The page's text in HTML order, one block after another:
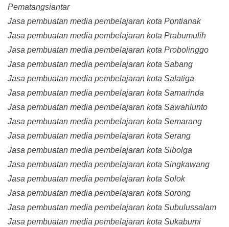
Pematangsiantar
Jasa pembuatan media pembelajaran kota Pontianak
Jasa pembuatan media pembelajaran kota Prabumulih
Jasa pembuatan media pembelajaran kota Probolinggo
Jasa pembuatan media pembelajaran kota Sabang
Jasa pembuatan media pembelajaran kota Salatiga
Jasa pembuatan media pembelajaran kota Samarinda
Jasa pembuatan media pembelajaran kota Sawahlunto
Jasa pembuatan media pembelajaran kota Semarang
Jasa pembuatan media pembelajaran kota Serang
Jasa pembuatan media pembelajaran kota Sibolga
Jasa pembuatan media pembelajaran kota Singkawang
Jasa pembuatan media pembelajaran kota Solok
Jasa pembuatan media pembelajaran kota Sorong
Jasa pembuatan media pembelajaran kota Subulussalam
Jasa pembuatan media pembelajaran kota Sukabumi